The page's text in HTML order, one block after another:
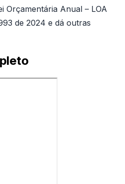
Orçamentária Anual – LOA
de 2024 e dá outras